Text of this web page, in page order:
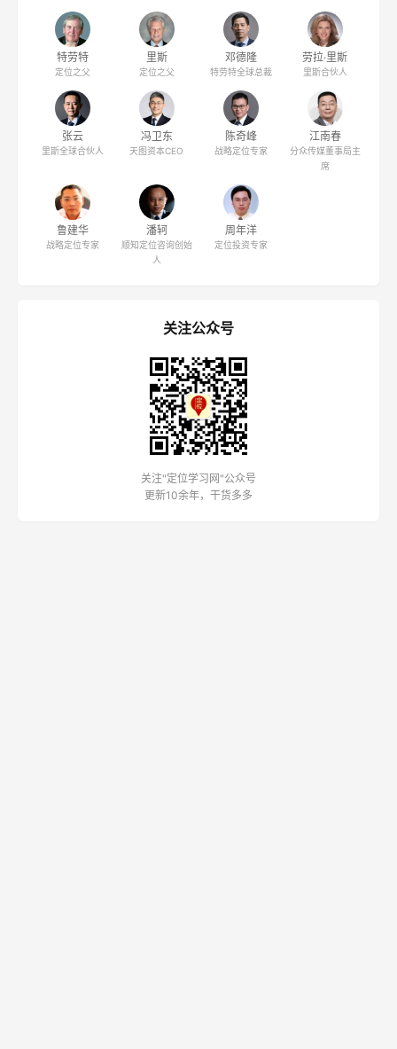
特劳特
定位之父
里斯
定位之父
邓德隆
特劳特全球总裁
劳拉·里斯
里斯合伙人
张云
里斯全球合伙人
冯卫东
天图资本CEO
陈奇峰
战略定位专家
江南春
分众传媒董事局主
席
鲁建华
战略定位专家
潘轲
顺知定位咨询创始
人
周年洋
定位投资专家
关注公众号
关注"定位学习网"公众号
更新10余年，干货多多